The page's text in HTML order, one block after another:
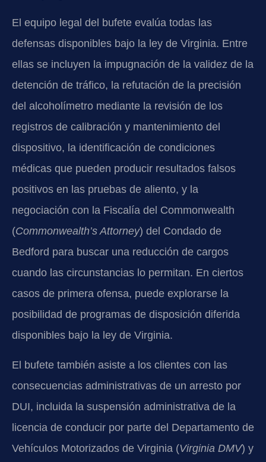
El equipo legal del bufete evalúa todas las
defensas disponibles bajo la ley de Virginia. Entre
ellas se incluyen la impugnación de la validez de la
detención de tráfico, la refutación de la precisión
del alcoholímetro mediante la revisión de los
registros de calibración y mantenimiento del
dispositivo, la identificación de condiciones
médicas que pueden producir resultados falsos
positivos en las pruebas de aliento, y la
negociación con la Fiscalía del Commonwealth
(Commonwealth’s Attorney) del Condado de
Bedford para buscar una reducción de cargos
cuando las circunstancias lo permitan. En ciertos
casos de primera ofensa, puede explorarse la
posibilidad de programas de disposición diferida
disponibles bajo la ley de Virginia.
El bufete también asiste a los clientes con las
consecuencias administrativas de un arresto por
DUI, incluida la suspensión administrativa de la
licencia de conducir por parte del Departamento de
Vehículos Motorizados de Virginia (Virginia DMV) y